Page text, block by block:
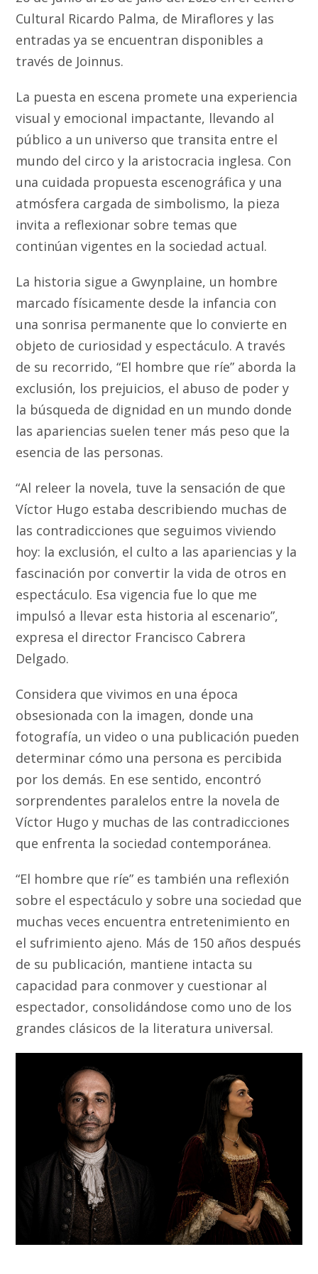
Cultural Ricardo Palma, de Miraflores y las
entradas ya se encuentran disponibles a
través de Joinnus.
La puesta en escena promete una experiencia
visual y emocional impactante, llevando al
público a un universo que transita entre el
mundo del circo y la aristocracia inglesa. Con
una cuidada propuesta escenográfica y una
atmósfera cargada de simbolismo, la pieza
invita a reflexionar sobre temas que
continúan vigentes en la sociedad actual.
La historia sigue a Gwynplaine, un hombre
marcado físicamente desde la infancia con
una sonrisa permanente que lo convierte en
objeto de curiosidad y espectáculo. A través
de su recorrido, “El hombre que ríe” aborda la
exclusión, los prejuicios, el abuso de poder y
la búsqueda de dignidad en un mundo donde
las apariencias suelen tener más peso que la
esencia de las personas.
“Al releer la novela, tuve la sensación de que
Víctor Hugo estaba describiendo muchas de
las contradicciones que seguimos viviendo
hoy: la exclusión, el culto a las apariencias y la
fascinación por convertir la vida de otros en
espectáculo. Esa vigencia fue lo que me
impulsó a llevar esta historia al escenario”,
expresa el director Francisco Cabrera
Delgado.
Considera que vivimos en una época
obsesionada con la imagen, donde una
fotografía, un video o una publicación pueden
determinar cómo una persona es percibida
por los demás. En ese sentido, encontró
sorprendentes paralelos entre la novela de
Víctor Hugo y muchas de las contradicciones
que enfrenta la sociedad contemporánea.
“El hombre que ríe” es también una reflexión
sobre el espectáculo y sobre una sociedad que
muchas veces encuentra entretenimiento en
el sufrimiento ajeno. Más de 150 años después
de su publicación, mantiene intacta su
capacidad para conmover y cuestionar al
espectador, consolidándose como uno de los
grandes clásicos de la literatura universal.